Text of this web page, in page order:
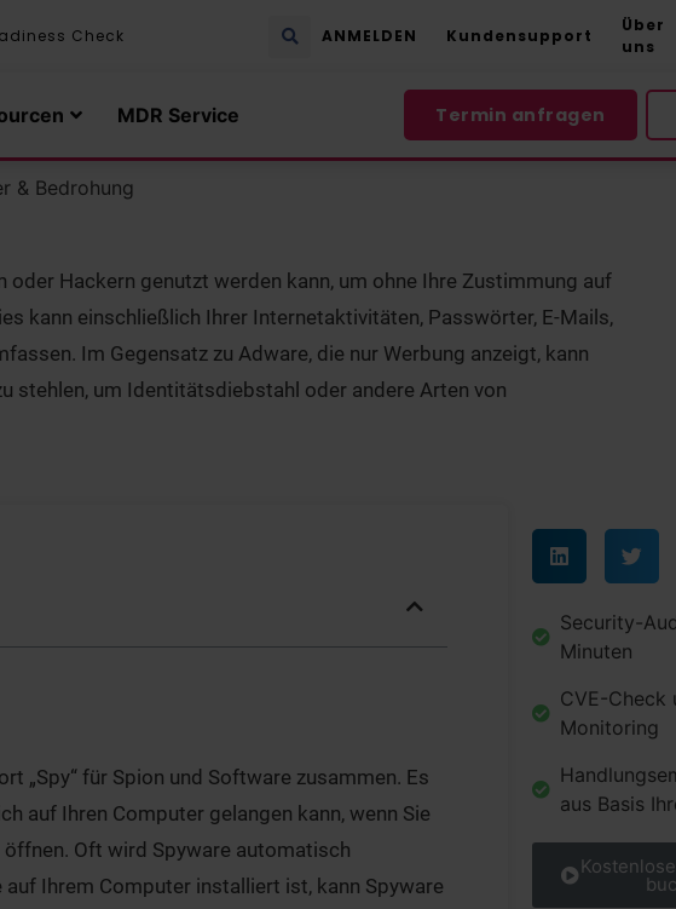
Check ANMELDEN Kundensupport
Über
uns
MDR Service Termin anfragen
& Bedrohung
Hackern genutzt werden kann, um ohne Ihre Zustimmung auf
kann einschließlich Ihrer Internetaktivitäten, Passwörter, E-Mails,
Im Gegensatz zu Adware, die nur Werbung anzeigt, kann
stehlen, um Identitätsdiebstahl oder andere Arten von
„Spy“ für Spion und Software zusammen. Es
auf Ihren Computer gelangen kann, wenn Sie
Oft wird Spyware automatisch
Ihrem Computer installiert ist, kann Spyware
Security-
Minuten
CVE-Check
Monitoring
aus Basis